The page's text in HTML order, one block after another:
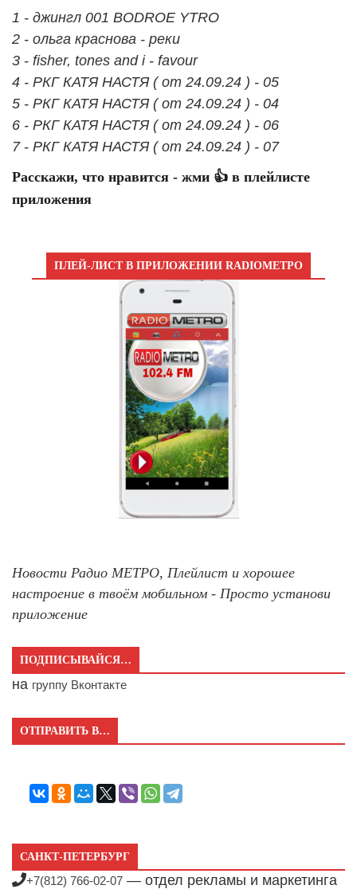
1 - джингл 001 BODROE YTRO
2 - ольга краснова - реки
3 - fisher, tones and i - favour
4 - РКГ КАТЯ НАСТЯ ( от 24.09.24 ) - 05
5 - РКГ КАТЯ НАСТЯ ( от 24.09.24 ) - 04
6 - РКГ КАТЯ НАСТЯ ( от 24.09.24 ) - 06
7 - РКГ КАТЯ НАСТЯ ( от 24.09.24 ) - 07
Расскажи, что нравится - жми 👍 в плейлисте
приложения
ПЛЕЙ-ЛИСТ В ПРИЛОЖЕНИИ RADIOМЕТРО
Новости Радио МЕТРО, Плейлист и хорошее
настроение в твоём мобильном - Просто установи
приложение
ПОДПИСЫВАЙСЯ…
на группу Вконтакте
ОТПРАВИТЬ В…
САНКТ-ПЕТЕРБУРГ
+7(812) 766-02-07 — отдел рекламы и маркетинга